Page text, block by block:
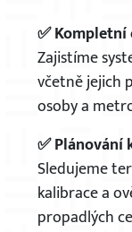
✅
Zajistíme
včetně jejich
osoby a
✅
Sledujeme
kalibrace a
propadlých